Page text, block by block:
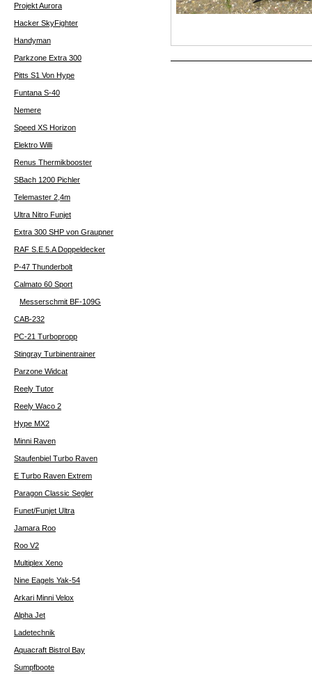
Projekt Aurora
Hacker SkyFighter
Handyman
Parkzone Extra 300
Pitts S1 Von Hype
Funtana S-40
Nemere
Speed XS Horizon
Elektro Willi
Renus Thermikbooster
SBach 1200 Pichler
Telemaster 2,4m
Ultra Nitro Funjet
Extra 300 SHP von Graupner
RAF S.E.5.A Doppeldecker
P-47 Thunderbolt
Calmato 60 Sport
Messerschmit BF-109G
CAB-232
PC-21 Turbopropp
Stingray Turbinentrainer
Parzone Widcat
Reely Tutor
Reely Waco 2
Hype MX2
Minni Raven
Staufenbiel Turbo Raven
E Turbo Raven Extrem
Paragon Classic Segler
Funet/Funjet Ultra
Jamara Roo
Roo V2
Multiplex Xeno
Nine Eagels Yak-54
Arkari Minni Velox
Alpha Jet
Ladetechnik
Aquacraft Bistrol Bay
Sumpfboote